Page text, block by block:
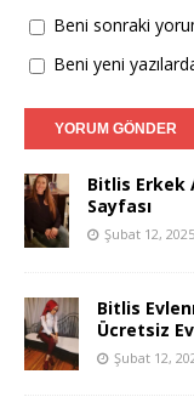
Beni sonraki
Beni yeni
Bitlis Erkek
Sayfası
Şubat 12, 2025
Bitlis
Ücretsiz
Şubat 12,